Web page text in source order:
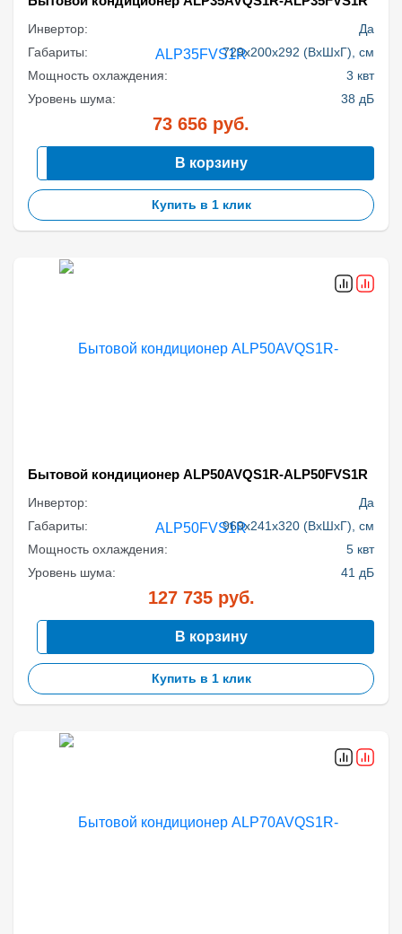
Инвертор:
Да
Габариты:
729x200x292 (ВхШхГ), см
Мощность охлаждения:
3 квт
Уровень шума:
38 дБ
73 656 руб.
В корзину
Купить в 1 клик
Бытовой кондиционер ALP50AVQS1R-ALP50FVS1R
Инвертор:
Да
Габариты:
969x241x320 (ВхШхГ), см
Мощность охлаждения:
5 квт
Уровень шума:
41 дБ
127 735руб.
В корзину
Купить в 1 клик